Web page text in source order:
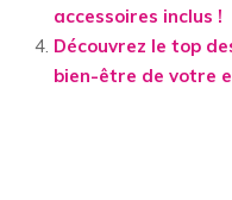
accessoires inclus !
Découvrez le top
bien-être de votre